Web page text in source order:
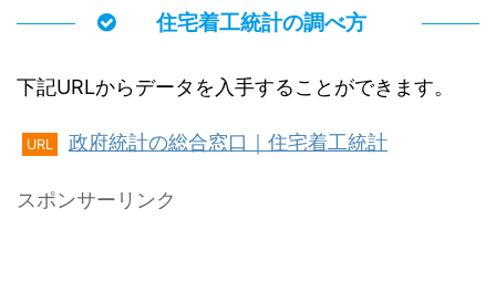
住宅着工統計の調べ方
下記URLからデータを入手することができます。
URL 政府統計の総合窓口｜住宅着工統計
スポンサーリンク